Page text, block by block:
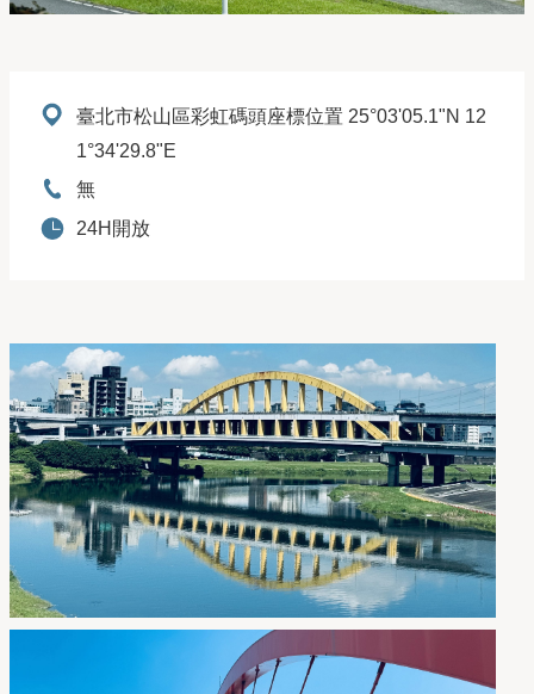
地址：臺北市松山區彩虹碼頭座標位置 25°03'05.1"N 12
1°34'29.8"E
電話：
無
開放時間：
24H開放